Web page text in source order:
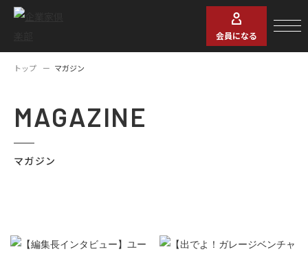
会員になる
トップ マガジン
MAGAZINE
マガジン